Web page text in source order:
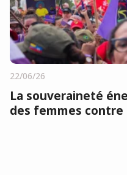
22/06/26
La souveraineté
des femmes contre